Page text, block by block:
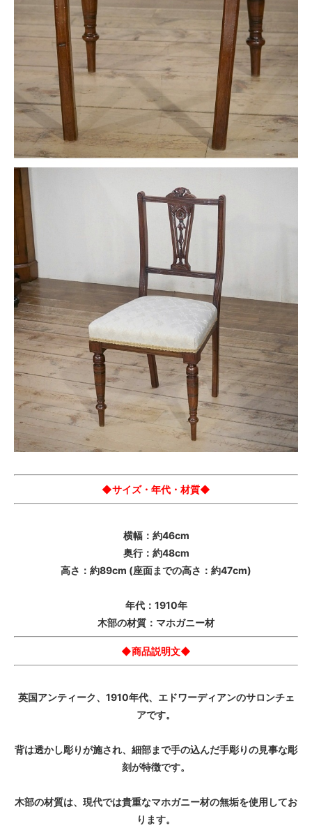
◆サイズ・年代・材質◆
横幅：約46cm
奥行：約48cm
高さ：約89cm (座面までの高さ：約47cm)
年代：1910年
木部の材質：マホガニー材
◆商品説明文◆
英国アンティーク、1910年代、エドワーディアンのサロンチェ
アです。
背は透かし彫りが施され、細部まで手の込んだ手彫りの見事な彫
刻が特徴です。
木部の材質は、現代では貴重なマホガニー材の無垢を使用してお
ります。